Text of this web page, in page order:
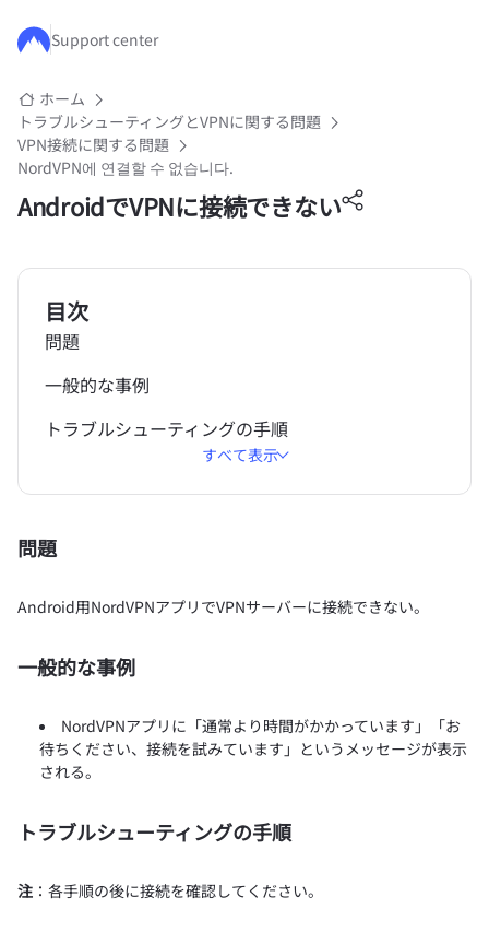
メインコンテンツにスキップ
Support center
ホーム
トラブルシューティングとVPNに関する問題
VPN接続に関する問題
NordVPN에 연결할 수 없습니다.
AndroidでVPNに接続できない
目次
問題
一般的な事例
トラブルシューティングの手順
すべて表示
問題
Android用NordVPNアプリでVPNサーバーに接続できない。
一般的な事例
NordVPNアプリに「通常より時間がかかっています」「お
待ちください、接続を試みています」というメッセージが表示
される。
トラブルシューティングの手順
注 ：各手順の後に接続を確認してください。